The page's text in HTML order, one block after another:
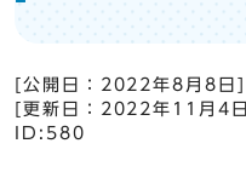
[公開日： 2022年8月8日
[更新日： 2022年11月4日
ID:580